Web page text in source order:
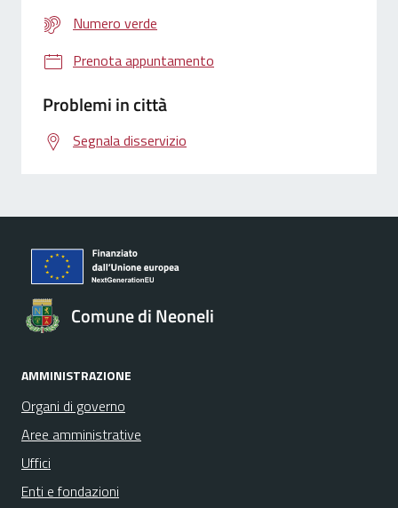
Numero verde
Prenota appuntamento
Problemi in città
Segnala disservizio
Comune di Neoneli
AMMINISTRAZIONE
Organi di governo
Aree amministrative
Uffici
Enti e fondazioni